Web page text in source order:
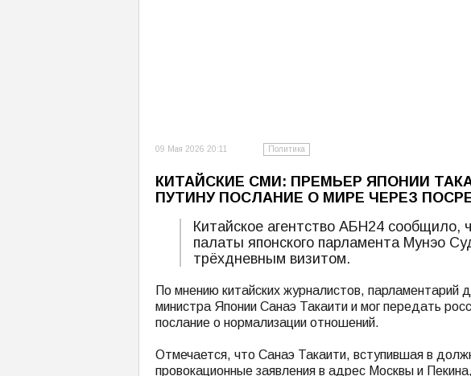
09 Мая 2026 20:11 Политика
КИТАЙСКИЕ СМИ: ПРЕМЬЕР ЯПОНИИ
ПУТИНУ ПОСЛАНИЕ О МИРЕ ЧЕРЕЗ
Китайское агентство АБН24 сообщило,
палаты японского парламента Мунэо
трёхдневным визитом.
По мнению китайских журналистов, парламентарий
министра Японии Санаэ Такаити и мог передать
послание о нормализации отношений.
Отмечается, что Санаэ Такаити, вступившая в
провокационные заявления в адрес Москвы и